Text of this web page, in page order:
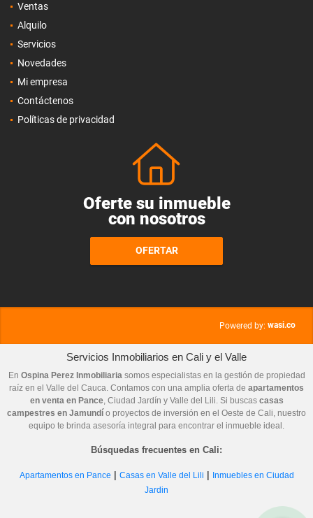
Ventas
Alquilo
Servicios
Novedades
Mi empresa
Contáctenos
Políticas de privacidad
Oferte su inmueble
con nosotros
OFERTAR
Powered by: wasi.co
Servicios Inmobiliarios en Cali y el Valle
En Ospina Perez Inmobiliariasomos especialistas en la gestión de propiedad
raíz en el Valle del Cauca. Contamos con una amplia oferta de apartamentos
en venta en Pance, Ciudad Jardín y Valle del Lili. Si buscas casas
campestres en Jamundí o proyectos de inversión en el Oeste de Cali, nuestro
equipo te brinda asesoría integral para encontrar el inmueble ideal.
Búsquedas frecuentes en Cali:
Apartamentos en Pance | Casas en Valle del Lili | Inmuebles en Ciudad
Jardin